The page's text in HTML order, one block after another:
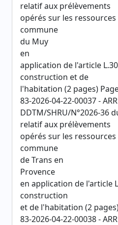
relatif aux prélèvements
opérés sur les ressources
commune
du Muy
en
application de l'article
construction et de
l'habitation (2 pages)
83-2026-04-22-00037 -
DDTM/SHRU/N°2026-36
relatif aux prélèvements
opérés sur les ressources
commune
de Trans en
Provence
en application de l'article
construction
et de l'habitation (2
83-2026-04-22-00038 -